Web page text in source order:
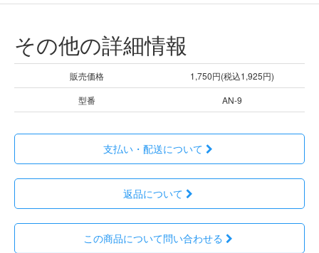
その他の詳細情報
販売価格
1,750円(税込1,925円)
型番
AN-9
支払い・配送について
返品について
この商品について問い合わせる